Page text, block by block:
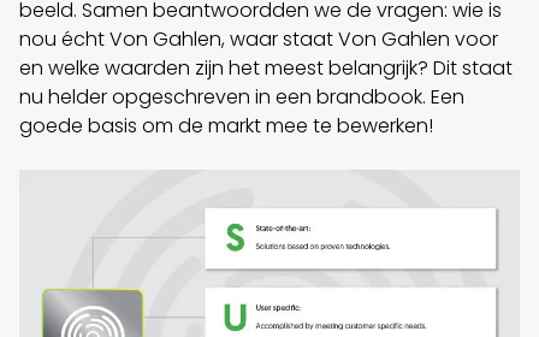
beeld. Samen beantwoordden we de vragen: wie is
nou écht Von Gahlen, waar staat Von Gahlen voor
en welke waarden zijn het meest belangrijk? Dit staat
nu helder opgeschreven in een brandbook. Een
goede basis om de markt mee te bewerken!